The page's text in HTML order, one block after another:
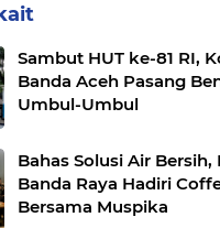
Sambut HUT ke-81 RI,
Banda Aceh Pasang
Umbul-Umbul
Bahas Solusi Air
Banda Raya Hadiri
Bersama Muspika